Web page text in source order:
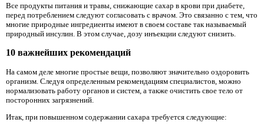
Все продукты питания и травы, снижающие сахар в крови при диабете,
перед потреблением следуют согласовать с врачом. Это связанно с тем, что
многие природные ингредиенты имеют в своем составе так называемый
природный инсулин. В этом случае, дозу инъекции следуют снизить.
10 важнейших рекомендаций
На самом деле многие простые вещи, позволяют значительно оздоровить
организм. Следуя определенным рекомендациям специалистов, можно
нормализовать работу органов и систем, а также очистить свое тело от
посторонних загрязнений.
Итак, при повышенном содержании сахара требуется следующие: